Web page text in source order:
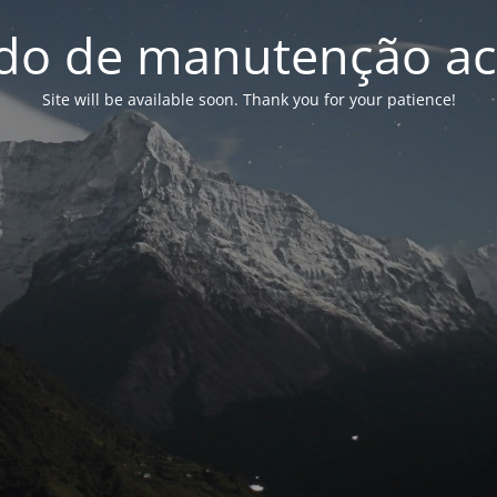
de manutenção
Site will be available soon. Thank you for your patience!